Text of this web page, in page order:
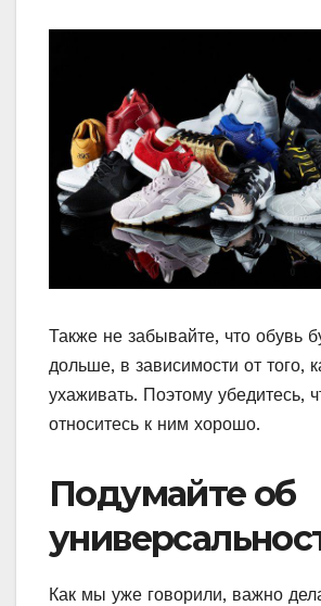
Также не забывайте, что обувь
дольше, в зависимости от того,
ухаживать. Поэтому убедитесь,
относитесь к ним хорошо.
Подумайте об
Как мы уже говорили, важно